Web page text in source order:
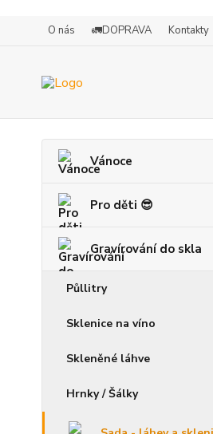
O nás 🚛DOPRAVA Kontakty
Vánoce
Pro děti 😎
Gravírování do skla
Půllitry
Sklenice na víno
Skleněné láhve
Hrnky / Šálky